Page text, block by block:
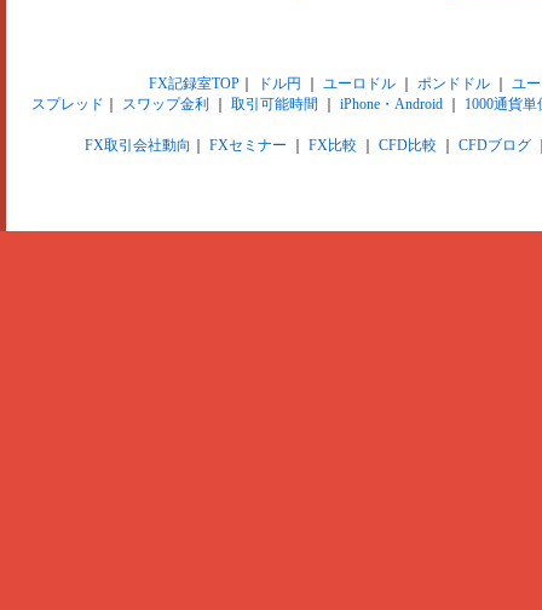
FX記録室TOP｜ ドル円 ユーロドル｜ ポンドドル｜ ユ
スプレッド
スワップ金利 取引可能時間 iPhone・Android 1000通貨単
FX取引会社動向 FXセミナー FX比較 CFD比較 CFDブログ